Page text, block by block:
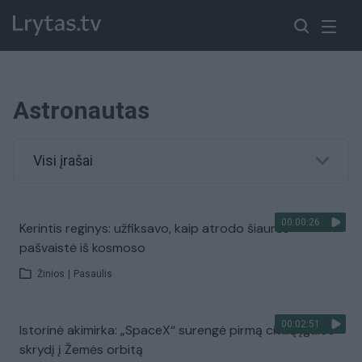
Astronautas
Visi įrašai
00:00:26
Kerintis reginys: užfiksavo, kaip atrodo šiaurės
pašvaistė iš kosmoso
Žinios Pasaulis
00:02:51
Istorinė akimirka: „SpaceX“ surengė pirmą civilių įgulos
skrydį į Žemės orbitą